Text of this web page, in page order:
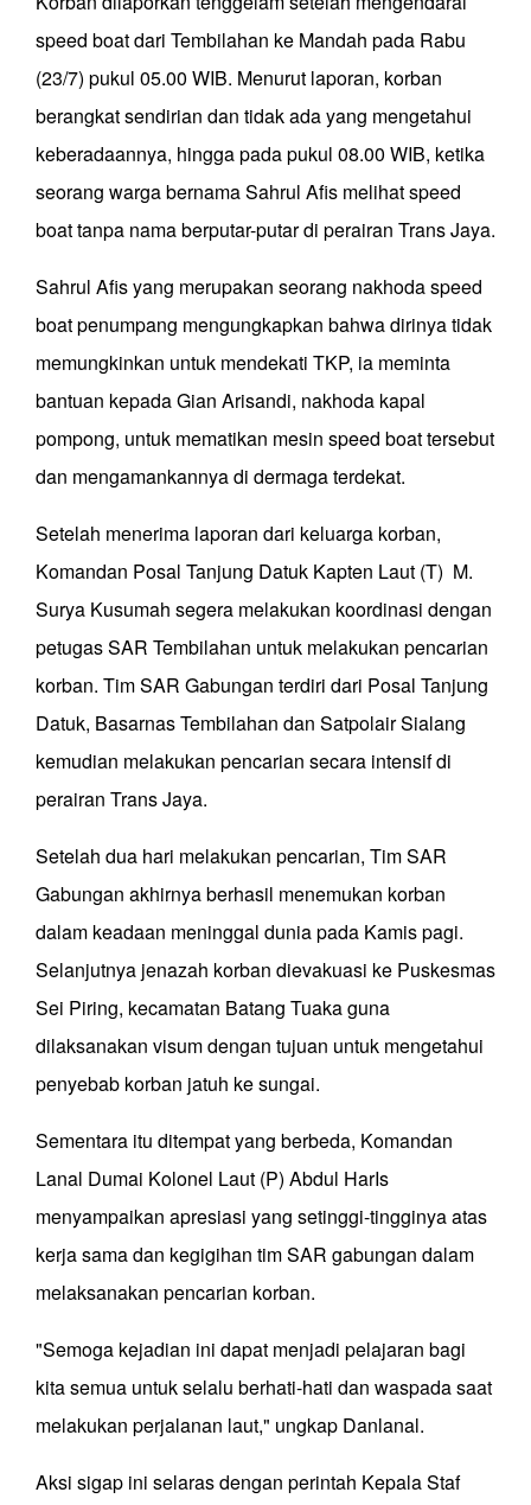
speed boat dari Tembilahan ke Mandah pada Rabu
(23/7) pukul 05.00 WIB. Menurut laporan, korban
berangkat sendirian dan tidak ada yang mengetahui
keberadaannya, hingga pada pukul 08.00 WIB, ketika
seorang warga bernama Sahrul Afis melihat speed
boat tanpa nama berputar-putar di perairan Trans Jaya.
Sahrul Afis yang merupakan seorang nakhoda speed
boat penumpang mengungkapkan bahwa dirinya tidak
memungkinkan untuk mendekati TKP, ia meminta
bantuan kepada Gian Arisandi, nakhoda kapal
pompong, untuk mematikan mesin speed boat tersebut
dan mengamankannya di dermaga terdekat.
Setelah menerima laporan dari keluarga korban,
Komandan Posal Tanjung Datuk Kapten Laut (T) M.
Surya Kusumah segera melakukan koordinasi dengan
petugas SAR Tembilahan untuk melakukan pencarian
korban. Tim SAR Gabungan terdiri dari Posal Tanjung
Datuk, Basarnas Tembilahan dan Satpolair Sialang
kemudian melakukan pencarian secara intensif di
perairan Trans Jaya.
Setelah dua hari melakukan pencarian, Tim SAR
Gabungan akhirnya berhasil menemukan korban
dalam keadaan meninggal dunia pada Kamis pagi.
Selanjutnya jenazah korban dievakuasi ke Puskesmas
Sei Piring, kecamatan Batang Tuaka guna
dilaksanakan visum dengan tujuan untuk mengetahui
penyebab korban jatuh ke sungai.
Sementara itu ditempat yang berbeda, Komandan
Lanal Dumai Kolonel Laut (P) Abdul HarIs
menyampaikan apresiasi yang setinggi-tingginya atas
kerja sama dan kegigihan tim SAR gabungan dalam
melaksanakan pencarian korban.
"Semoga kejadian ini dapat menjadi pelajaran bagi
kita semua untuk selalu berhati-hati dan waspada saat
melakukan perjalanan laut," ungkap Danlanal.
Aksi sigap ini selaras dengan perintah Kepala Staf